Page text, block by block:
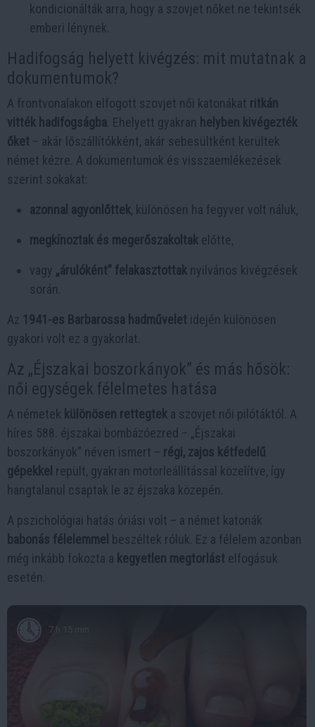
kondicionálták arra, hogy a szovjet nőket ne tekintsék
emberi lénynek.
Hadifogság helyett kivégzés: mit mutatnak a
dokumentumok?
A frontvonalakon elfogott szovjet női katonákat ritkán
vitték hadifogságba . Ehelyett gyakran helyben kivégezték
őket – akár lőszállítókként, akár sebesültként kerültek
német kézre. A dokumentumok és visszaemlékezések
szerint sokakat:
azonnal agyonlőttek, különösen ha fegyver volt náluk,
megkínoztak és megerőszakoltak előtte,
vagy „árulóként” felakasztottak nyilvános kivégzések
során.
Az 1941-es Barbarossa hadművelet idején különösen
gyakori volt ez a gyakorlat.
Az „Éjszakai boszorkányok” és más hősök:
női egységek félelmetes hatása
A németek különösen rettegtek a szovjet női pilótáktól. A
híres 588. éjszakai bombázóezred – „Éjszakai
boszorkányok” néven ismert – régi, zajos kétfedelű
gépekkel repült, gyakran motorleállítással közelítve, így
hangtalanul csaptak le az éjszaka közepén.
A pszichológiai hatás óriási volt – a német katonák
babonás félelemmel
beszéltek róluk. Ez a félelem azonban
még inkább fokozta a kegyetlen megtorlást elfogásuk
esetén.
7 h 15 min